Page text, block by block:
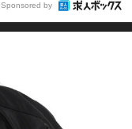
Sponsored by